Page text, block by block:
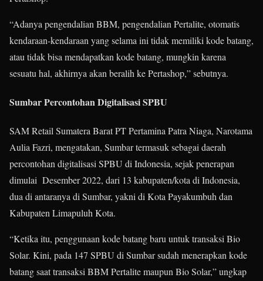
“Adanya pengendalian BBM, pengendalian Pertalite, otomatis
kendaraan-kendaraan yang selama ini tidak memiliki kode batang,
atau tidak bisa mendapatkan kode batang, mungkin karena
sesuatu hal, akhirnya akan beralih ke Pertashop,” sebutnya.
Sumbar Percontohan Digitalisasi SPBU
SAM Retail Sumatera BaratPT Pertamina Patra Niaga, Narotama
Aulia Fazri, mengatakan, Sumbar termasuk sebagai daerah
percontohan digitalisasi SPBU di Indonesia, sejak penerapan
dimulai Desember 2022, dari 13 kabupaten/kota di Indonesia,
dua di antaranya di Sumbar, yakni di Kota Payakumbuh dan
Kabupaten Limapuluh Kota.
“Ketika itu, penggunaan kode batang baru untuk transaksi Bio
Solar. Kini, pada 147 SPBU di Sumbar sudah menerapkan kode
batang saat transaksi BBM Pertalite maupun Bio Solar,” ungkap